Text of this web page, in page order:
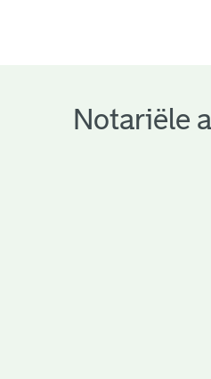
Notariële